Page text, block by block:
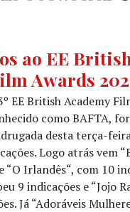
ao EE
Awards
EE British Academy
como BAFTA,
desta terça-
Logo atrás vem
“O Irlandês“, com 10
9 indicações e “Jojo
Já “Adoráveis